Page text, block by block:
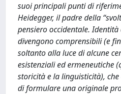
suoi principali punti di
Heidegger, il padre della
pensiero occidentale.
divengono comprensibili (e
soltanto alla luce di alcune
esistenziali ed ermeneutiche
storicità e la linguisticità),
di formulare una originale